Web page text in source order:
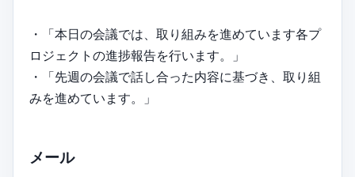
・「本日の会議では、取り組みを進めています各プ
ロジェクトの進捗報告を行います。」
・「先週の会議で話し合った内容に基づき、取り組
みを進めています。」
メール